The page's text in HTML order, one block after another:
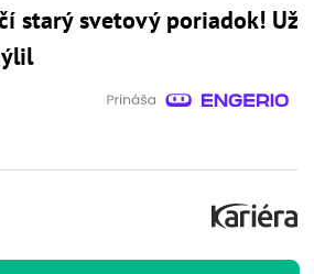
starý svetový poriadok! Už